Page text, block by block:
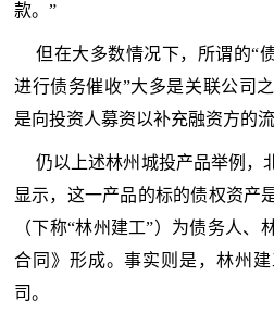
款。”
但在大多数情况下，所谓的“
进行债务催收”大多是关联公司
是向投资人募资以补充融资方的
仍以上述林州城投产品举例，
显示，这一产品的标的债权资产
（下称“林州建工”）为债务人
合同》形成。事实则是，林州
司。